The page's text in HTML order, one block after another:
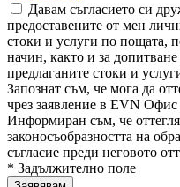
Давам съгласието си
предоставените от мен
стоки и услуги по пощата,
начин, както и за
предлаганите стоки и
Запознат съм, че мога да
чрез заявление в EVN
Информиран съм, че
законосъобразността на
съгласие преди неговото
* Задължително поле